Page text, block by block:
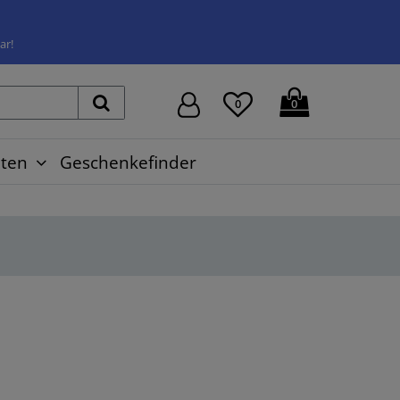
0 0
Geschenkefinder